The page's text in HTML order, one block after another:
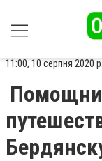
11:00, 10 серпня 2020 р.